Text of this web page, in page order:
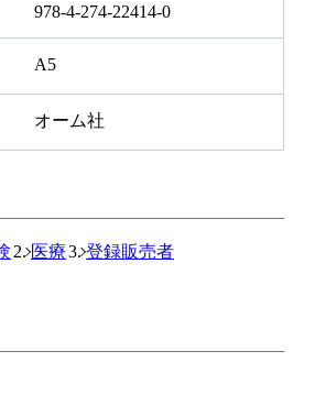
978-4-274-22414-0
A5
オーム社
医療 登録販売者